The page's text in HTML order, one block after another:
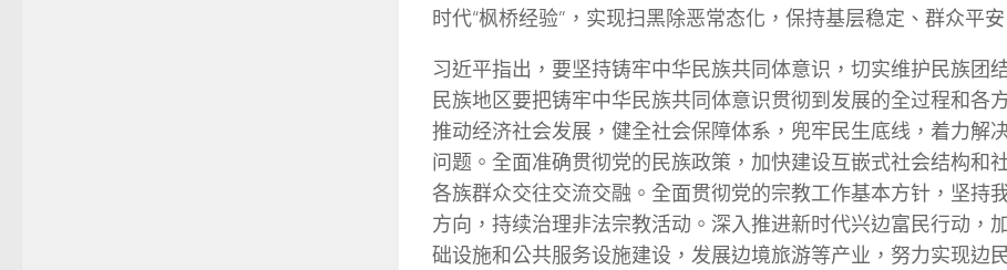
时代“枫桥经验”，实现扫黑除恶常态化，保持基层稳定、群众平安
习近平指出，要坚持铸牢中华民族共同体意识，切实维护民族团
民族地区要把铸牢中华民族共同体意识贯彻到发展的全过程和各
推动经济社会发展，健全社会保障体系，兜牢民生底线，着力解
问题。全面准确贯彻党的民族政策，加快建设互嵌式社会结构和
各族群众交往交流交融。全面贯彻党的宗教工作基本方针，坚持
方向，持续治理非法宗教活动。深入推进新时代兴边富民行动，
础设施和公共服务设施建设，发展边境旅游等产业，努力实现边